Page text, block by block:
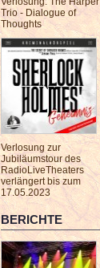
Trio - Dialogue of
Thoughts
Verlosung zur
Jubiläumstour des
RadioLiveTheaters
verlängert bis zum
17.05.2023
BERICHTE